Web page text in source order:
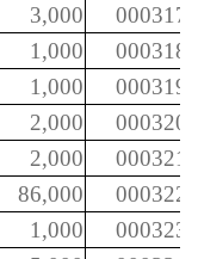
3,000
000317
1,000
000318
1,000
000319
2,000
000320
2,000
000321
86,000
000322
1,000
000323